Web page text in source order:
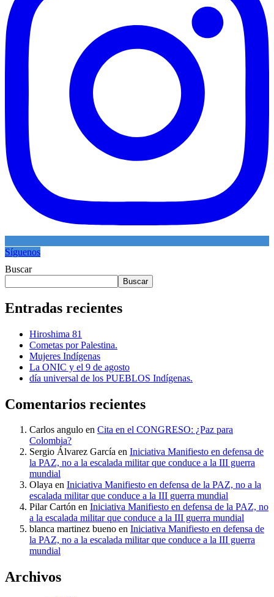
Síguenos
Buscar
Buscar
Entradas recientes
Hiroshima 81
Cometas por Palestina.
Mujeres Indígenas
La ONIC y el 9 de agosto
día universal de los PUEBLOS Indígenas.
Comentarios recientes
Carlos angulo en Cita en el CONGRESO: ¿Paz para
Colombia?
Sergio Álvarez García en Iniciativa Manifiesto en defensa de
la PAZ, no a la escalada militar que conduce a la III guerra
mundial
Olaya en Iniciativa Manifiesto en defensa de la PAZ, no a la
escalada militar que conduce a la III guerra mundial
Pilar Cartón en Iniciativa Manifiesto en defensa de la PAZ, no
a la escalada militar que conduce a la III guerra mundial
blanca martinez bueno en Iniciativa Manifiesto en defensa de
la PAZ, no a la escalada militar que conduce a la III guerra
mundial
Archivos